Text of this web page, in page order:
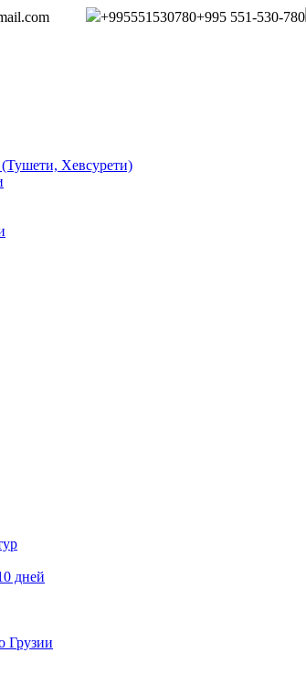
+995551530780+995 551-530-780
Хевсурети)
дней
Грузии